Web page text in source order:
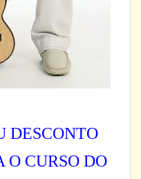
DESCONTO
O CURSO DO